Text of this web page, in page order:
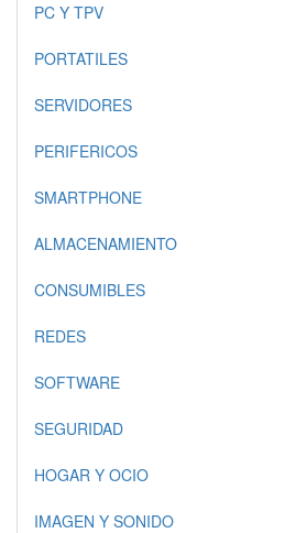
PC Y TPV
PORTATILES
SERVIDORES
PERIFERICOS
SMARTPHONE
ALMACENAMIENTO
CONSUMIBLES
REDES
SOFTWARE
SEGURIDAD
HOGAR Y OCIO
IMAGEN Y SONIDO